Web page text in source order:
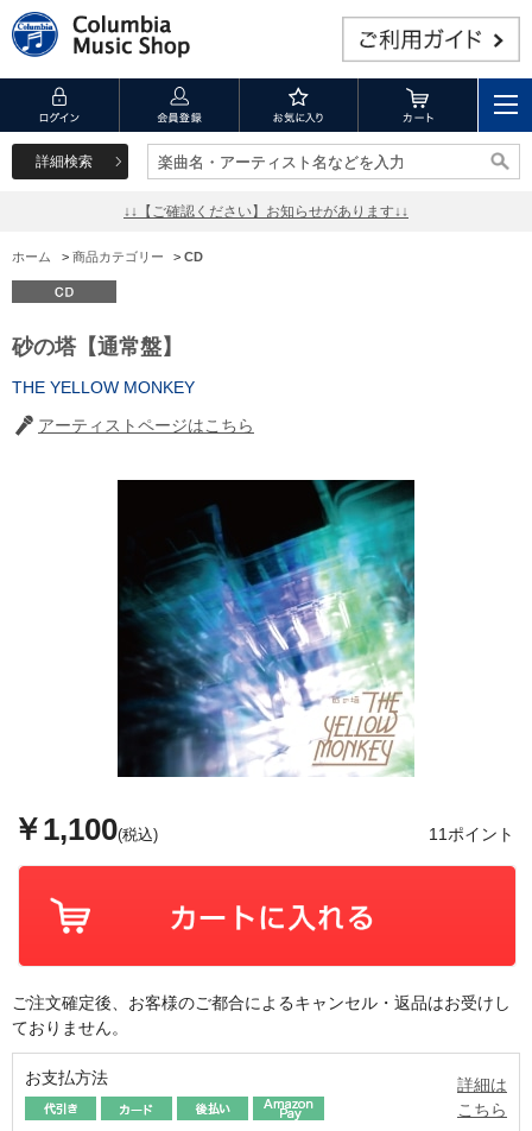
詳細検索 楽曲名・アーティスト名などを入力
楽曲名・アーティスト名などを入力
↓↓【ご確認ください】お知らせがあります↓↓
ホーム > 商品カテゴリー > CD
砂の塔【通常盤】
THE YELLOW MONKEY
アーティストページはこちら
￥1,100(税込) 11ポイント
ご注文確定後、お客様のご都合によるキャンセル・返品はお受けし
ておりません。
お支払方法
詳細は
こちら